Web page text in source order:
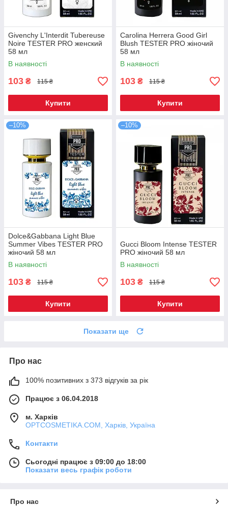
Givenchy L'Interdit Tubereuse
Noire ТESTER PRO женский
58 мл
В наявності
103 ₴ 115 ₴
Купити
Carolina Herrera Good Girl
Blush TESTER PRO жіночий
58 мл
В наявності
103 ₴ 115 ₴
Купити
–10%
Dolce&Gabbana Light Blue
Summer Vibes ТESTER PRO
жіночий 58 мл
В наявності
103 ₴ 115 ₴
Купити
–10%
Gucci Bloom Intense TESTER
PRO жіночий 58 мл
В наявності
103 ₴ 115 ₴
Купити
Показати ще
Про нас
100% позитивних з 373 відгуків за рік
Працює з 06.04.2018
м. Харків
OPTCOSMETIKA.COM, Харків, Україна
Контакти
Сьогодні працює з 09:00 до 18:00
Показати весь графік роботи
Про нас